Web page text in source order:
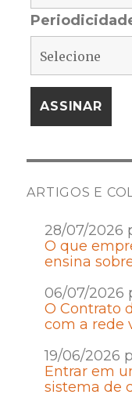
ARTIGOS E
28/07/2026
O que
ensina
06/07/2026
O Contrato
com a rede
19/06/2026
Entrar em
sistema de